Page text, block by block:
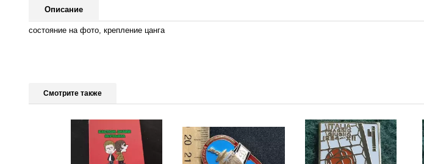
Описание
состояние на фото, крепление цанга
Смотрите также